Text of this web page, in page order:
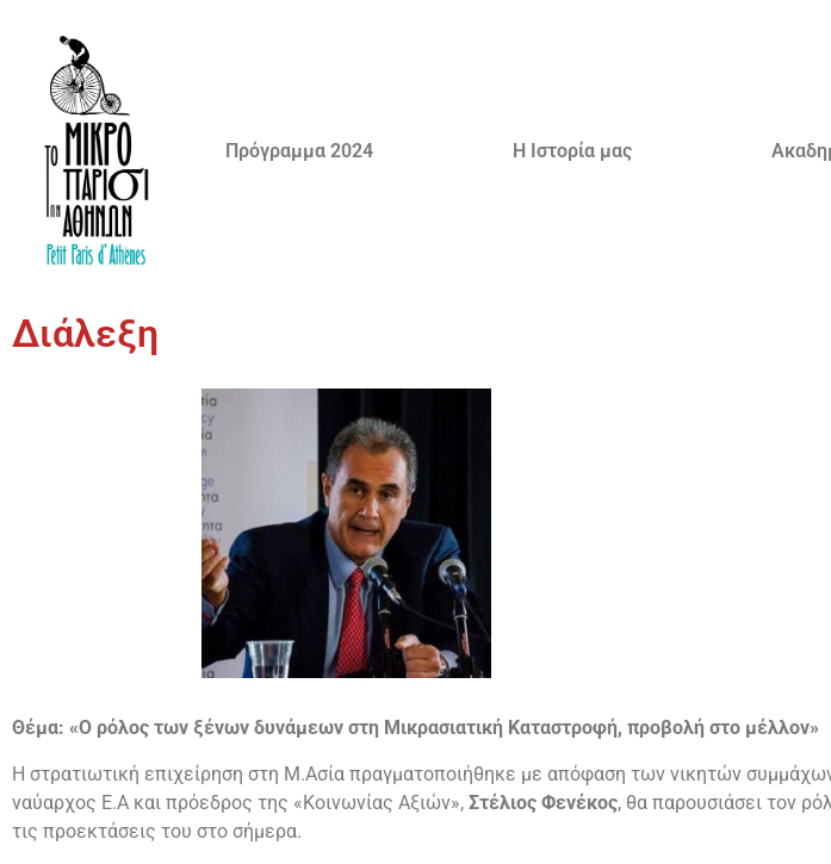
Πρόγραμμα 2024 Η Ιστορία μας
Διάλεξη
Θέμα: «Ο ρόλος των ξένων δυνάμεων στη Μικρασιατική Καταστροφή, προβολή στο μέλλον»
Η στρατιωτική επιχείρηση στη Μ.Ασία πραγματοποιήθηκε με απόφαση των νικητών
ναύαρχος Ε.Α και πρόεδρος της «Κοινωνίας Αξιών», Στέλιος Φενέκος, θα παρουσιάσει τον
τις προεκτάσεις του στο σήμερα.